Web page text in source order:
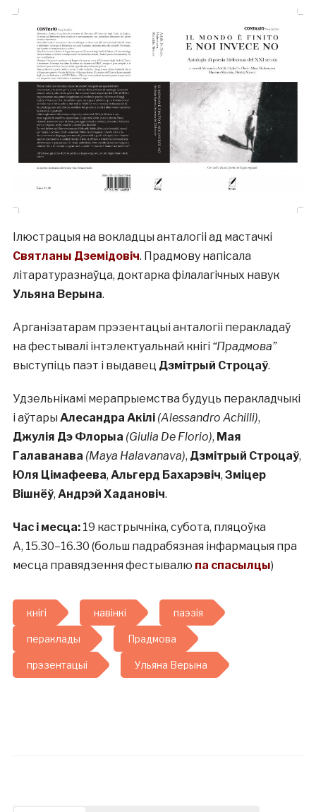
Ілюстрацыя на вокладцы анталогіі ад мастачкі
Святланы Дземідовіч. Прадмову напісала
літаратуразнаўца, доктарка філалагічных навук
Ульяна Верына.
Арганізатарам прэзентацыі анталогіі перакладаў
на фестывалі інтэлектуальнай кнігі “Прадмова”
выступіць паэт і выдавец Дзмітрый Строцаў.
Удзельнікамі мерапрыемства будуць перакладчыкі
і аўтары Алесандра Акілі (Alessandro Achilli),
Джулія Дэ Флорыа (Giulia De Florio), Мая
Галаванава (Maya Halavanava), Дзмітрый Строцаў,
Юля Цімафеева, Альгерд Бахарэвіч, Зміцер
Вішнёў, Андрэй Хадановіч.
Час і месца:19 кастрычніка, субота, пляцоўка
А, 15.30–16.30 (больш падрабязная інфармацыя пра
месца правядзення фестывалю па спасылцы)
кнігі навінкі паэзія
пераклады Прадмова
прэзентацыі Ульяна Верына